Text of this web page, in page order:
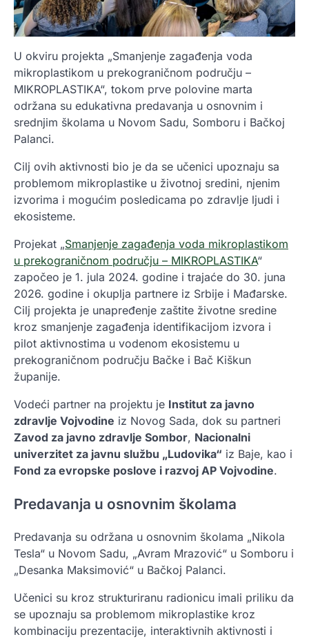
U okviru projekta „Smanjenje zagađenja voda
mikroplastikom u prekograničnom području –
MIKROPLASTIKA“, tokom prve polovine marta
održana su edukativna predavanja u osnovnim i
srednjim školama u Novom Sadu, Somboru i Bačkoj
Palanci.
Cilj ovih aktivnosti bio je da se učenici upoznaju sa
problemom mikroplastike u životnoj sredini, njenim
izvorima i mogućim posledicama po zdravlje ljudi i
ekosisteme.
Projekat „Smanjenje zagađenja voda mikroplastikom
u prekograničnom području – MIKROPLASTIKA“
započeo je 1. jula 2024. godine i trajaće do 30. juna
2026. godine i okuplja partnere iz Srbije i Mađarske.
Cilj projekta je unapređenje zaštite životne sredine
kroz smanjenje zagađenja identifikacijom izvora i
pilot aktivnostima u vodenom ekosistemu u
prekograničnom području Bačke i Bač Kiškun
županije.
Vodeći partner na projektu je Institut za javno
zdravlje Vojvodine iz Novog Sada, dok su partneri
Zavod za javno zdravlje Sombor, Nacionalni
univerzitet za javnu službu „Ludovika“ iz Baje, kao i
Fond za evropske poslove i razvoj AP Vojvodine.
Predavanja u osnovnim školama
Predavanja su održana u osnovnim školama „Nikola
Tesla“ u Novom Sadu, „Avram Mrazović“ u Somboru i
„Desanka Maksimović“ u Bačkoj Palanci.
Učenici su kroz strukturiranu radionicu imali priliku da
se upoznaju sa problemom mikroplastike kroz
kombinaciju prezentacije, interaktivnih aktivnosti i